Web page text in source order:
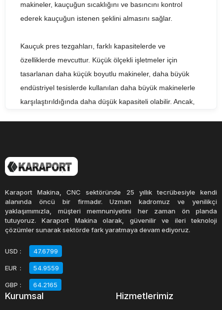
makineler, kauçuğun sıcaklığını ve basıncını kontrol
ederek kauçuğun istenen şeklini almasını sağlar.
Kauçuk pres tezgahları, farklı kapasitelerde ve
özelliklerde mevcuttur. Küçük ölçekli işletmeler için
tasarlanan daha küçük boyutlu makineler, daha büyük
endüstriyel tesislerde kullanılan daha büyük makinelerle
karşılaştırıldığında daha düşük kapasiteli olabilir. Ancak,
Kauçuk pres tezgahları, birçok endüstride yaygın olarak
endüstride kullanılan kauçuk parçaların üretimi için
idealdir. Kauçuk pres tezgahları, yüksek kaliteli kauçuk
parçaların üretilmesi için son derece önemlidir ve bu
faktördür.
Kauçuk pres tezgahları, üretim sürecinde maliyet
tasarrufu sağlayabilirler. Kauçuk pres tezgahları, hızlı ve
Karaport Makina, CNC sektöründe 25 yıllık tecrübesiyle kendi
alanında öncü bir firmadır. Uzman kadromuz ve yenilikçi
yaklaşımımızla, müşteri memnuniyetini her zaman ön planda
tutuyoruz. Karaport Makina olarak, güvenilir ve ileri teknoloji
çözümler sunarak sektörde fark yaratmaya devam ediyoruz.
USD : 47.6799
EUR : 54.9559
GBP : 64.2165
Kurumsal Hizmetlerimiz